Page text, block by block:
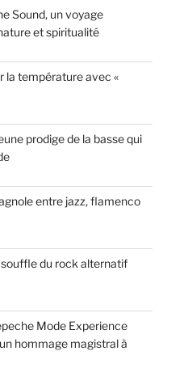
Sound, un voyage
et spiritualité
la température avec «
prodige de la basse qui
entre jazz, flamenco
souffle du rock alternatif
Mode Experience
hommage magistral à